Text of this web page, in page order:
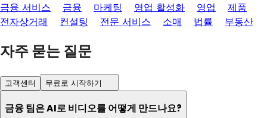
금융 서비스 금융 마케팅 영업 활성화 영업
제품
전자상거래
컨설팅 전문 서비스 소매 법률 부동산
자주 묻는 질문
고객센터 무료로 시작하기
금융 팀은 AI로 비디오를 어떻게 만드나요?